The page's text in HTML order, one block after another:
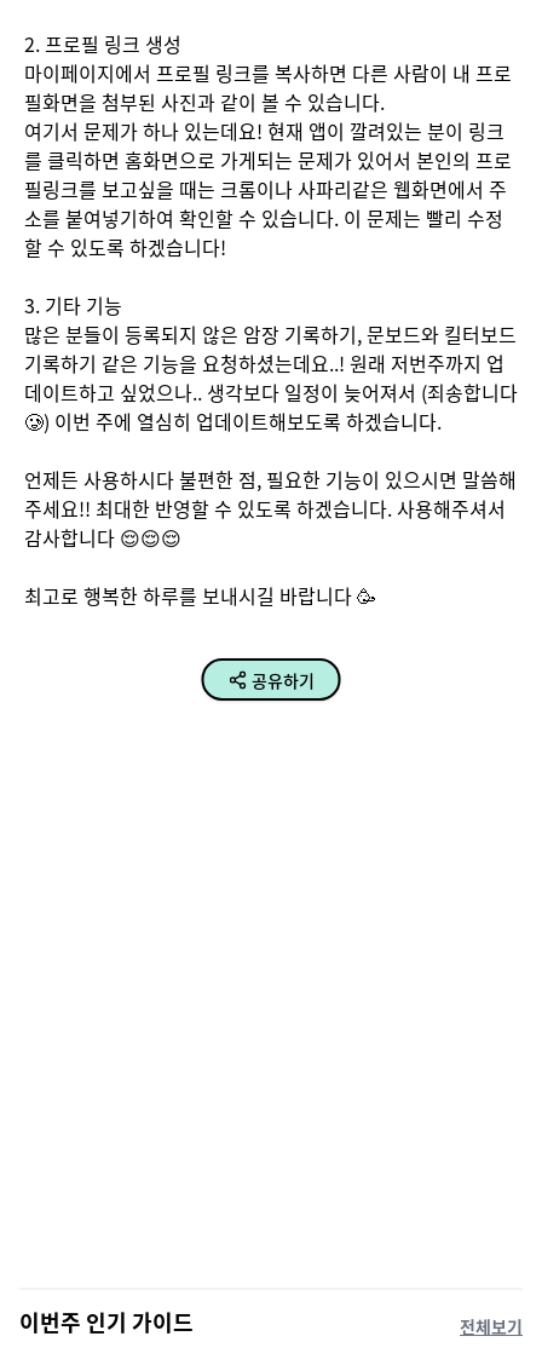
2. 프로필 링크 생성
마이페이지에서 프로필 링크를 복사하면 다른 사람이 내 프로
필화면을 첨부된 사진과 같이 볼 수 있습니다.
여기서 문제가 하나 있는데요! 현재 앱이 깔려있는 분이 링크
를 클릭하면 홈화면으로 가게되는 문제가 있어서 본인의 프로
필링크를 보고싶을 때는 크롬이나 사파리같은 웹화면에서 주
소를 붙여넣기하여 확인할 수 있습니다. 이 문제는 빨리 수정
할 수 있도록 하겠습니다!
3. 기타 기능
많은 분들이 등록되지 않은 암장 기록하기, 문보드와 킬터보드
기록하기 같은 기능을 요청하셨는데요..! 원래 저번주까지 업
데이트하고 싶었으나.. 생각보다 일정이 늦어져서 (죄송합니다
🥲) 이번 주에 열심히 업데이트해보도록 하겠습니다.
언제든 사용하시다 불편한 점, 필요한 기능이 있으시면 말씀해
주세요!! 최대한 반영할 수 있도록 하겠습니다. 사용해주셔서
감사합니다 😌😌😌
최고로 행복한 하루를 보내시길 바랍니다 🥳
공유하기
이번주 인기 가이드 전체보기